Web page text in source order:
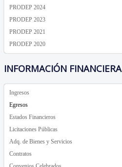
PRODEP 2024
PRODEP 2023
PRODEP 2021
PRODEP 2020
INFORMACIÓN FINANCIERA
Ingresos
Egresos
Estados Financieros
Licitaciones Públicas
Adq. de Bienes y Servicios
Contratos